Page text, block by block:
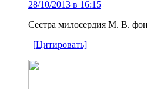
28/10/2013 в 16:15
Сестра милосердия М. В.
[Цитировать]